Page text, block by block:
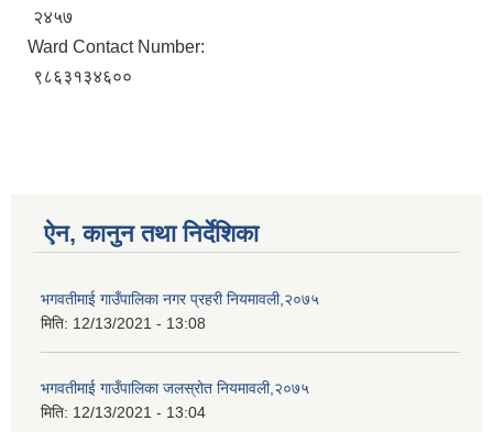
२४५७
Ward Contact Number:
९८६३१३४६००
ऐन, कानुन तथा निर्देशिका
भगवतीमाई गाउँपालिका नगर प्रहरी नियमावली,२०७५
मिति: 12/13/2021 - 13:08
भगवतीमाई गाउँपालिका जलस्रोत नियमावली,२०७५
मिति: 12/13/2021 - 13:04